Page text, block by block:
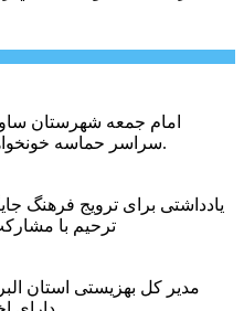
امام جمعه شهرستان
سراسر حماسه خونخواهی و مرگ بر آمریکا و اسرائیل بود.
یادداشتی برای ترویج فرهنگ
ترحیم با